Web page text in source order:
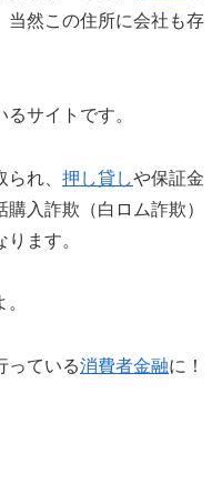
当然この住所に会社も存
サイトです。
れ、 押し貸しや保証金
入詐欺（白ロム詐欺）
ます。
っている消費者金融に！